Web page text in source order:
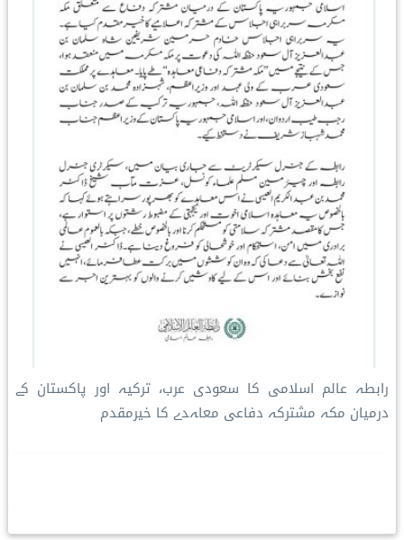
رابطہ عالم اسلامی کا سعودی عرب، ترکیہ اور پاکستان کے
درمیان مکہ مشترکہ دفاعی معاہدے کا خیرمقدم